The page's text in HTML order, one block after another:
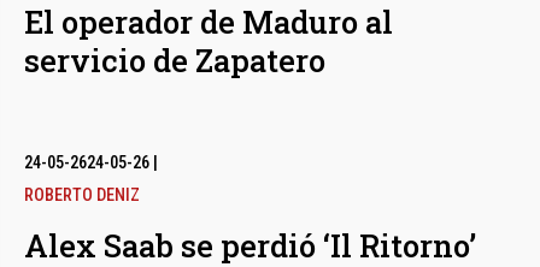
El operador de Maduro al
servicio de Zapatero
24-05-2624-05-26
ROBERTO DENIZ
Alex Saab se perdió ‘Il Ritorno’